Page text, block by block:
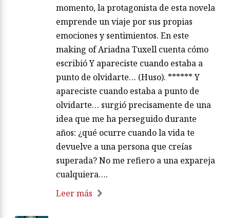
momento, la protagonista de esta novela
emprende un viaje por sus propias
emociones y sentimientos. En este
making of Ariadna Tuxell cuenta cómo
escribió Y apareciste cuando estaba a
punto de olvidarte… (Huso). ****** Y
apareciste cuando estaba a punto de
olvidarte… surgió precisamente de una
idea que me ha perseguido durante
años: ¿qué ocurre cuando la vida te
devuelve a una persona que creías
superada? No me refiero a una expareja
cualquiera….
Leer más